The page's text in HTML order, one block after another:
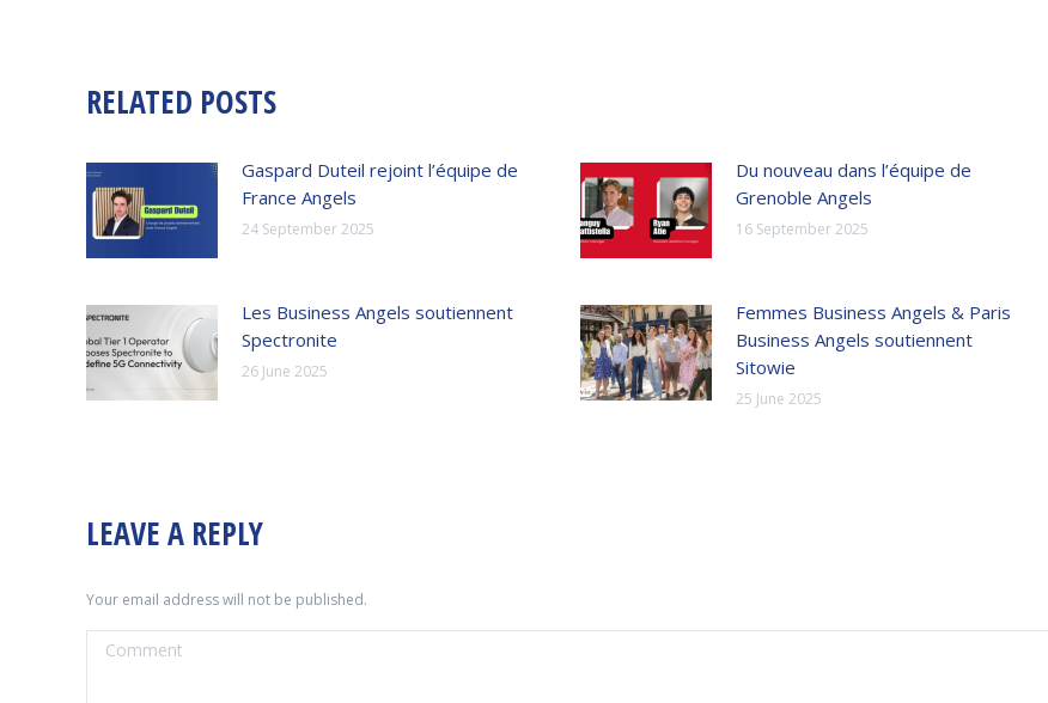
RELATED POSTS
Gaspard Duteil rejoint l’équipe de
France Angels
24 September 2025
Du nouveau dans l’équipe de
Grenoble Angels
16 September 2025
Les Business Angels soutiennent
Spectronite
26 June 2025
Femmes Business Angels & Paris
Business Angels soutiennent
Sitowie
25 June 2025
LEAVE A REPLY
Your email address will not be published.
Comment